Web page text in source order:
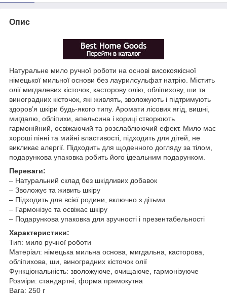
Опис
Натуральне мило ручної роботи на основі високоякісної
німецької мильної основи без лаурилсульфат натрію. Містить
олії мигдалевих кісточок, касторову олію, обліпихову, ши та
виноградних кісточок, які живлять, зволожують і підтримують
здоров’я шкіри будь-якого типу. Аромати лісових ягід, вишні,
мигдалю, обліпихи, апельсина і кориці створюють
гармонійний, освіжаючий та розслаблюючий ефект. Мило має
хороші пінні та мийні властивості, підходить для дітей, не
викликає алергії. Підходить для щоденного догляду за тілом,
подарункова упаковка робить його ідеальним подарунком.
Переваги:
– Натуральний склад без шкідливих добавок
– Зволожує та живить шкіру
– Підходить для всієї родини, включно з дітьми
– Гармонізує та освіжає шкіру
– Подарункова упаковка для зручності і презентабельності
Характеристики:
Тип: мило ручної роботи
Матеріал: німецька мильна основа, мигдальна, касторова,
обліпихова, ши, виноградних кісточок олії
Функціональність: зволожуюче, очищаюче, гармонізуюче
Розміри: стандартні, форма прямокутна
Вага: 250 г